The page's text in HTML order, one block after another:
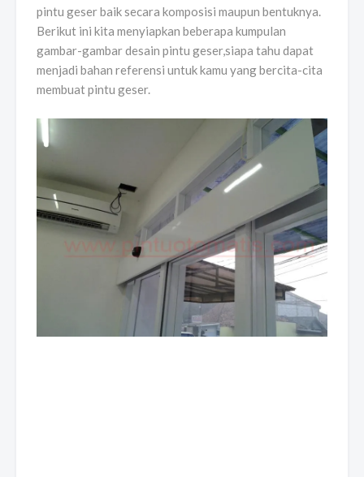
pintu geser baik secara komposisi maupun bentuknya.
Berikut ini kita menyiapkan beberapa kumpulan
gambar-gambar desain pintu geser,siapa tahu dapat
menjadi bahan referensi untuk kamu yang bercita-cita
membuat pintu geser.